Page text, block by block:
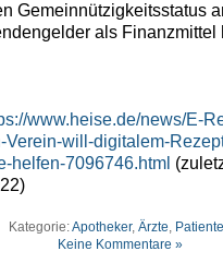
Gemeinnützigkeitsstatus
als Finanzmittel
www.heise.de/news/E-
Verein-will-digitalem-
helfen-7096746.html
Kategorie:Apotheker,Ärzte,
Keine Kommentare »